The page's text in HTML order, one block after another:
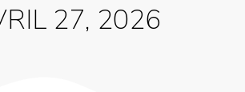
27, 2026